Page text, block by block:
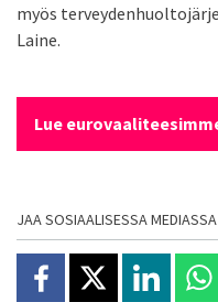
myös
Laine.
Lue
JAA SOSIAALISESSA MEDIASSA
Jaa Facebookissa
Jaa X:ssäJaa